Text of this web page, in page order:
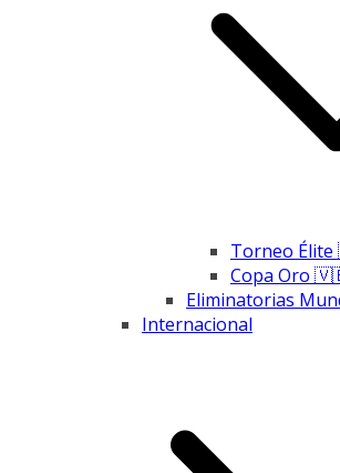
Torneo
Copa Oro
Eliminatorias
Internacional